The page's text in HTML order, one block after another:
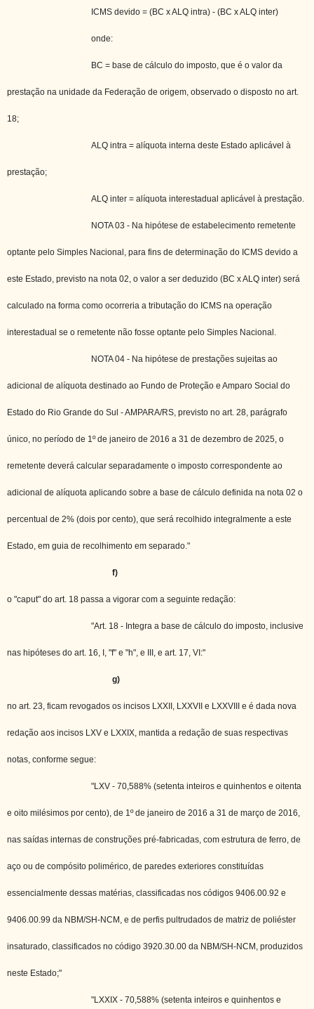
ICMS devido = (BC x ALQ intra) - (BC x ALQ inter)
onde:
BC = base de cálculo do imposto, que é o valor da
prestação na unidade da Federação de origem, observado o disposto no art.
18;
ALQ intra = alíquota interna deste Estado aplicável à
prestação;
ALQ inter = alíquota interestadual aplicável à prestação.
NOTA 03 - Na hipótese de estabelecimento remetente
optante pelo Simples Nacional, para fins de determinação do ICMS devido a
este Estado, previsto na nota 02, o valor a ser deduzido (BC x ALQ inter) será
calculado na forma como ocorreria a tributação do ICMS na operação
interestadual se o remetente não fosse optante pelo Simples Nacional.
NOTA 04 - Na hipótese de prestações sujeitas ao
adicional de alíquota destinado ao Fundo de Proteção e Amparo Social do
Estado do Rio Grande do Sul - AMPARA/RS, previsto no art. 28, parágrafo
único, no período de 1º de janeiro de 2016 a 31 de dezembro de 2025, o
remetente deverá calcular separadamente o imposto correspondente ao
adicional de alíquota aplicando sobre a base de cálculo definida na nota 02 o
percentual de 2% (dois por cento), que será recolhido integralmente a este
Estado, em guia de recolhimento em separado."
f)
o "caput" do art. 18 passa a vigorar com a seguinte redação:
"Art. 18 - Integra a base de cálculo do imposto, inclusive
nas hipóteses do art. 16, I, "f" e "h", e III, e art. 17, VI:"
g)
no art. 23, ficam revogados os incisos LXXII, LXXVII e LXXVIII e é dada nova
redação aos incisos LXV e LXXIX, mantida a redação de suas respectivas
notas, conforme segue:
"LXV - 70,588% (setenta inteiros e quinhentos e oitenta
e oito milésimos por cento), de 1º de janeiro de 2016 a 31 de março de 2016,
nas saídas internas de construções pré-fabricadas, com estrutura de ferro, de
aço ou de compósito polimérico, de paredes exteriores constituídas
essencialmente dessas matérias, classificadas nos códigos 9406.00.92 e
9406.00.99 da NBM/SH-NCM, e de perfis pultrudados de matriz de poliéster
insaturado, classificados no código 3920.30.00 da NBM/SH-NCM, produzidos
neste Estado;"
"LXXIX - 70,588% (setenta inteiros e quinhentos e